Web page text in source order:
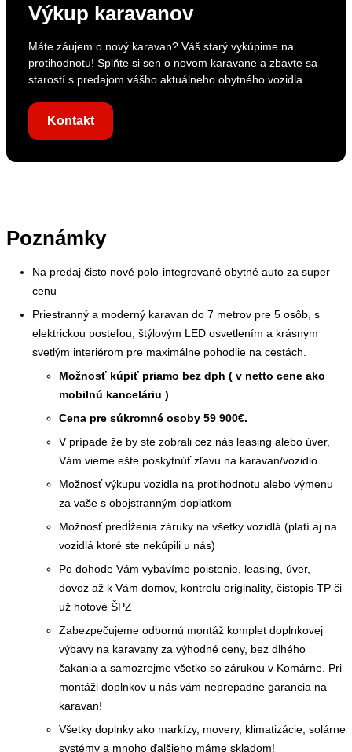
Výkup karavanov
Máte záujem o nový karavan? Váš starý vykúpime na
protihodnotu! Splňte si sen o novom karavane a zbavte sa
starostí s predajom vášho aktuálneho obytného vozidla.
Kontakt
Poznámky
Na predaj čisto nové polo-integrované obytné auto za super
cenu
Priestranný a moderný karavan do 7 metrov pre 5 osôb, s
elektrickou posteľou, štýlovým LED osvetlením a krásnym
svetlým interiérom pre maximálne pohodlie na cestách.
Možnosť kúpiť priamo bez dph ( v netto cene ako
mobilnú kanceláriu )
Cena pre súkromné osoby 59 900€.
V prípade že by ste zobrali cez nás leasing alebo úver,
Vám vieme ešte poskytnúť zľavu na karavan/vozidlo.
Možnosť výkupu vozidla na protihodnotu alebo výmenu
za vaše s obojstranným doplatkom
Možnosť predĺženia záruky na všetky vozidlá (platí aj na
vozidlá ktoré ste nekúpili u nás)
Po dohode Vám vybavíme poistenie, leasing, úver,
dovoz až k Vám domov, kontrolu originality, čistopis TP či
už hotové ŠPZ
Zabezpečujeme odbornú montáž komplet doplnkovej
výbavy na karavany za výhodné ceny, bez dlhého
čakania a samozrejme všetko so zárukou v Komárne. Pri
montáži doplnkov u nás vám neprepadne garancia na
karavan!
Všetky doplnky ako markízy, movery, klimatizácie, solárne
systémy a mnoho ďalšieho máme skladom!